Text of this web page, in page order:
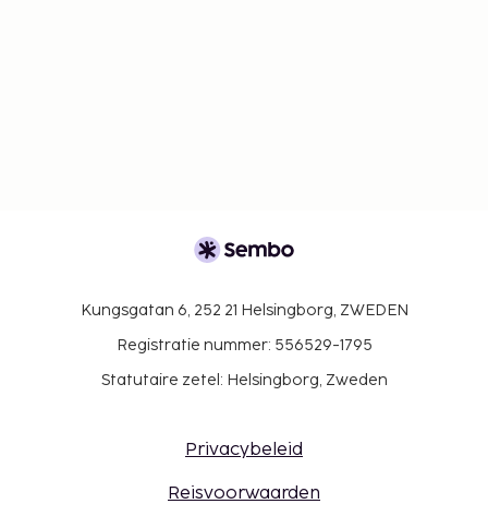
Kungsgatan 6, 252 21 Helsingborg, ZWEDEN
Registratie nummer: 556529-1795
Statutaire zetel: Helsingborg, Zweden
Privacybeleid
Reisvoorwaarden